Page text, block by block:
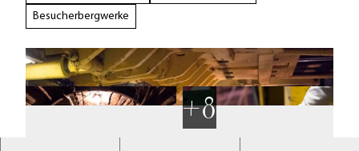
Besucherbergwerke